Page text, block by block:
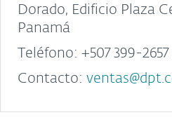
Dorado, Edificio Plaza
Panamá
Teléfono: +507 399-
Contacto: